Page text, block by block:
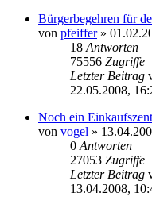
Bürgerbegehren für
von pfeiffer»
18 Antworten
75556 Zugriffe
Letzter Beitrag
22.05.2008,
Noch ein
von vogel »
0 Antworten
27053 Zugriffe
Letzter Beitrag
13.04.2008,